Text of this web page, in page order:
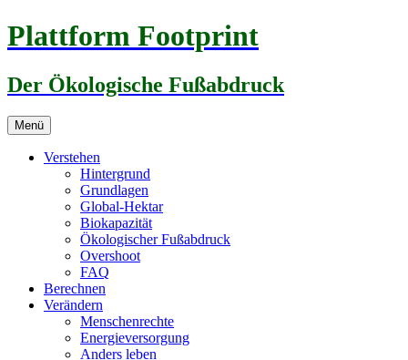
Zum
Inhalt
Plattform Footprint
Der Ökologische Fußabdruck
Menü
Verstehen
Hintergrund
Grundlagen
Global-Hektar
Biokapazität
Ökologischer Fußabdruck
Overshoot
FAQ
Berechnen
Verändern
Menschenrechte
Energieversorgung
Anders leben